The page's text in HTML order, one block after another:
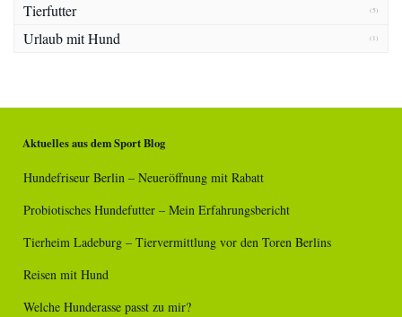
Tierfutter (5)
Urlaub mit Hund (1)
Aktuelles aus dem Sport Blog
Hundefriseur Berlin – Neueröffnung mit Rabatt
Probiotisches Hundefutter – Mein Erfahrungsbericht
Tierheim Ladeburg – Tiervermittlung vor den Toren Berlins
Reisen mit Hund
Welche Hunderasse passt zu mir?